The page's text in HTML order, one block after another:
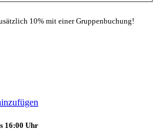
10% mit einer Gruppenbuchung!
16:00 Uhr